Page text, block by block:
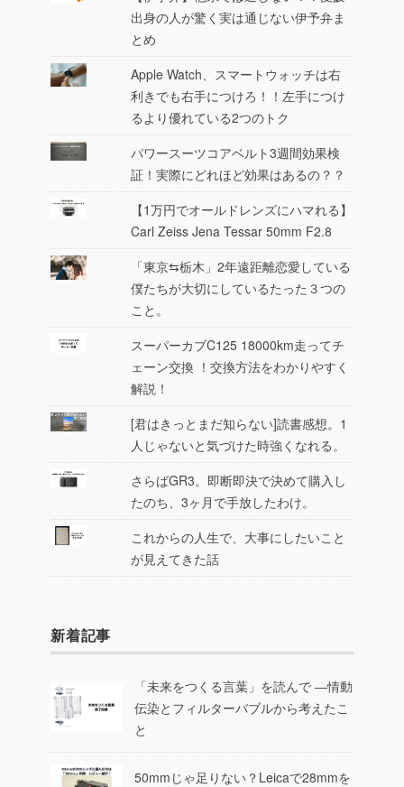
出身の人が驚く実は通じない伊予弁ま
とめ
Apple Watch、スマートウォッチは右
利きでも右手につけろ！！左手につけ
るより優れている2つのトク
パワースーツコアベルト3週間効果検
証！実際にどれほど効果はあるの？？
【1万円でオールドレンズにハマれる】
Carl Zeiss Jena Tessar 50mm F2.8
「東京⇆栃木」2年遠距離恋愛している
僕たちが大切にしているたった３つの
こと。
スーパーカブC125 18000km走ってチ
ェーン交換 ！交換方法をわかりやすく
解説！
[君はきっとまだ知らない]読書感想。1
人じゃないと気づけた時強くなれる。
さらばGR3。即断即決で決めて購入し
たのち、3ヶ月で手放したわけ。
これからの人生で、大事にしたいこと
が見えてきた話
新着記事
「未来をつくる言葉」を読んで ―情動
伝染とフィルターバブルから考えたこ
と
50mmじゃ足りない？Leicaで28mmを